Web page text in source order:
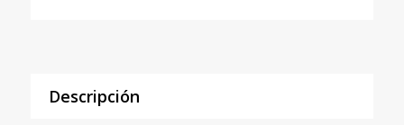
Descripción